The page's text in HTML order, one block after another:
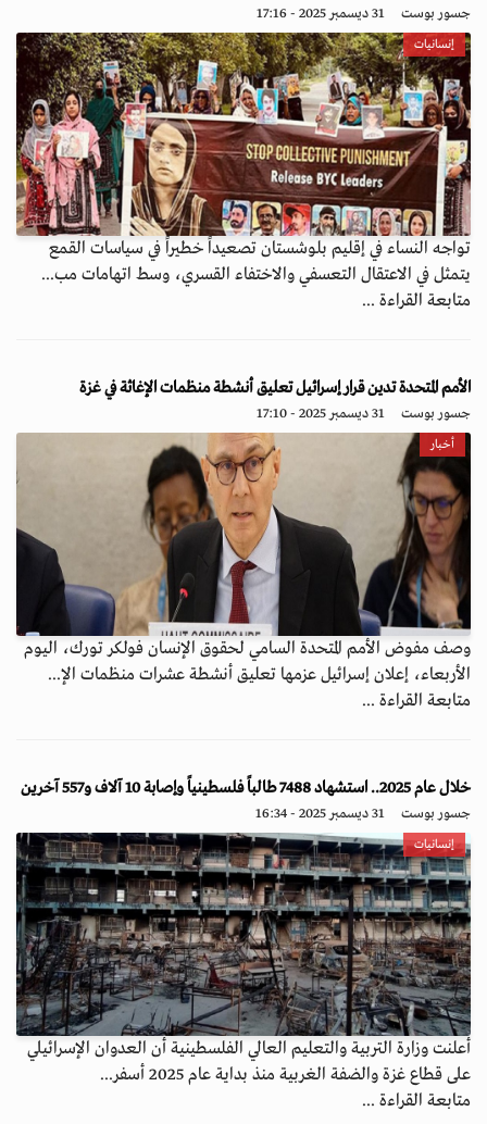
جسور بوست 31 ديسمبر 2025 - 17:16
إنسانيات
تواجه النساء في إقليم بلوشستان تصعيداً خطيراً في سياسات القمع
يتمثل في الاعتقال التعسفي والاختفاء القسري، وسط اتهامات مب...
متابعة القراءة ...
الأمم المتحدة تدين قرار إسرائيل تعليق أنشطة منظمات الإغاثة في غزة
جسور بوست 31 ديسمبر 2025 - 17:10
أخبار
وصف مفوض الأمم المتحدة السامي لحقوق الإنسان فولكر تورك، اليوم
الأربعاء، إعلان إسرائيل عزمها تعليق أنشطة عشرات منظمات الإ...
متابعة القراءة ...
خلال عام 2025.. استشهاد 7488 طالباً فلسطينياً وإصابة 10 آلاف و557 آخرين
جسور بوست 31 ديسمبر 2025 - 16:34
إنسانيات
أعلنت وزارة التربية والتعليم العالي الفلسطينية أن العدوان الإسرائيلي
على قطاع غزة والضفة الغربية منذ بداية عام 2025 أسفر...
متابعة القراءة ...